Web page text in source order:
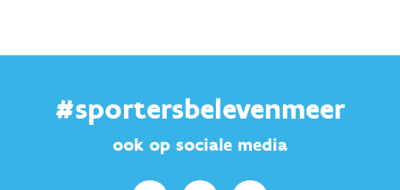
#sportersbelevenmeer
ook op sociale media